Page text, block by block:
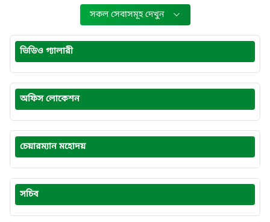
সকল সেবাসমূহ দেখুন
ভিডিও গ্যালারী
অফিস লোকেশন
চেয়ারম্যান মহোদয়
সচিব